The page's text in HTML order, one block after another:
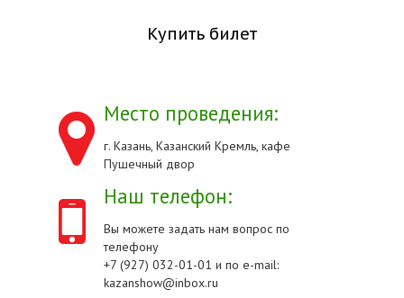
Купить билет
Место проведения:
г. Казань, Казанский Кремль, кафе
Пушечный двор
Наш телефон:
Вы можете задать нам вопрос по
телефону
+7 (927) 032-01-01 и по e-mail:
kazanshow@inbox.ru